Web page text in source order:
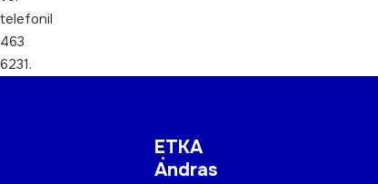
telefonil
463
6231.
ETKA
Andras